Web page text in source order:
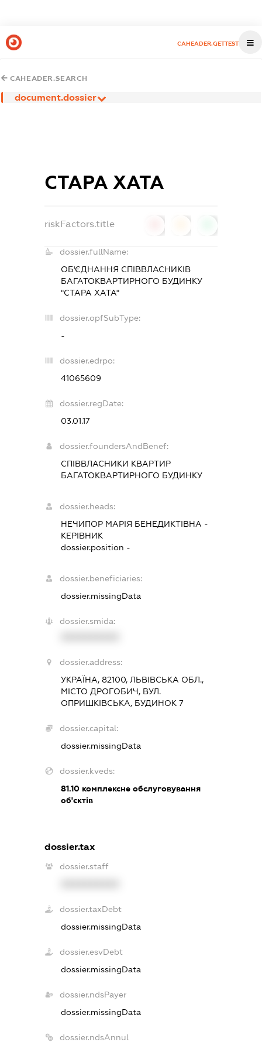
CAHEADER.GETTEST
CAHEADER.SEARCH
document.dossier
СТАРА ХАТА
riskFactors.title
dossier.fullName:
ОБ'ЄДНАННЯ СПІВВЛАСНИКІВ
БАГАТОКВАРТИРНОГО БУДИНКУ
"СТАРА ХАТА"
dossier.opfSubType:
-
dossier.edrpo:
41065609
dossier.regDate:
03.01.17
dossier.foundersAndBenef:
СПІВВЛАСНИКИ КВАРТИР
БАГАТОКВАРТИРНОГО БУДИНКУ
dossier.heads:
НЕЧИПОР МАРІЯ БЕНЕДИКТІВНА -
КЕРІВНИК
dossier.position -
dossier.beneficiaries:
dossier.missingData
dossier.smida:
dossier.address:
УКРАЇНА, 82100, ЛЬВІВСЬКА ОБЛ.,
МІСТО ДРОГОБИЧ, ВУЛ.
ОПРИШКІВСЬКА, БУДИНОК 7
dossier.capital:
dossier.missingData
dossier.kveds:
81.10 комплексне обслуговування
об'єктів
dossier.tax
dossier.staff
dossier.taxDebt
dossier.missingData
dossier.esvDebt
dossier.missingData
dossier.ndsPayer
dossier.missingData
dossier.ndsAnnul